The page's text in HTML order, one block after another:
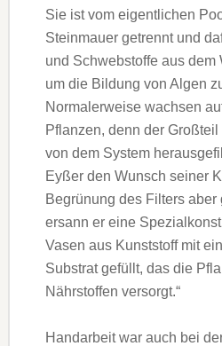
Sie ist vom eigentlichen
Steinmauer getrennt und
und Schwebstoffe aus dem
um die Bildung von Algen
Normalerweise wachsen
Pflanzen, denn der
von dem System
Eyßer den Wunsch seiner
Begrünung des Filters
ersann er eine
Vasen aus Kunststoff mit
Substrat gefüllt, das die
Nährstoffen versorgt.“
Handarbeit war auch bei